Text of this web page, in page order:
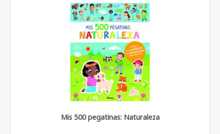
Mis 500 pegatinas: Naturaleza